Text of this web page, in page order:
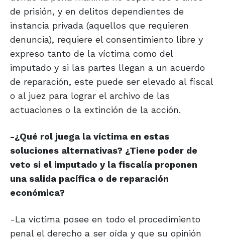
de prisión, y en delitos dependientes de
instancia privada (aquellos que requieren
denuncia), requiere el consentimiento libre y
expreso tanto de la víctima como del
imputado y si las partes llegan a un acuerdo
de reparación, este puede ser elevado al fiscal
o al juez para lograr el archivo de las
actuaciones o la extinción de la acción.
-¿Qué rol juega la víctima en estas
soluciones alternativas? ¿Tiene poder de
veto si el imputado y la fiscalía proponen
una salida pacífica o de reparación
económica?
-La víctima posee en todo el procedimiento
penal el derecho a ser oída y que su opinión